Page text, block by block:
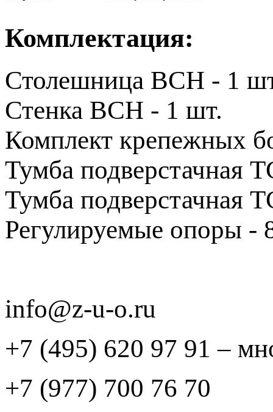
Комплектация:
Столешница ВСН - 1
Стенка ВСН - 1 шт.
Комплект крепежных
Тумба подверстачная
Тумба подверстачная
Регулируемые опоры -
info@z-u-o.ru
+7 (495) 620 97 91 –
+7 (977) 700 76 70